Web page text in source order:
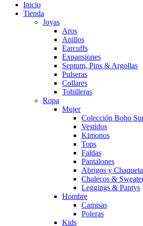
Inicio
Tienda
Joyas
Aros
Anillos
Earcuffs
Expansiones
Septum, Pins & Argollas
Pulseras
Collares
Tobilleras
Ropa
Mujer
Colección Boho
Vestidos
Kimonos
Tops
Faldas
Pantalones
Abrigos y
Chalecos &
Leggings & Pantys
Hombre
Camisas
Poleras
Kids